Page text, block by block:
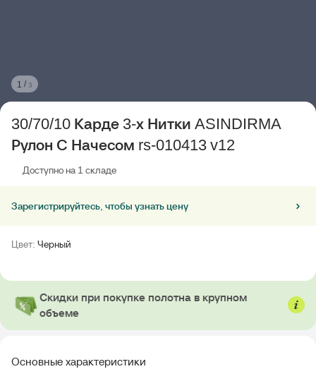
1 / 3
Основные характеристики
30/70/10 Карде 3-х Нитки ASINDIRMA
Рулон С Начесом rs-010413 v12
Доступно на 1 складе
Зарегистрируйтесь, чтобы узнать цену
Цвет: Черный
Скидки при покупке полотна в крупном
объеме